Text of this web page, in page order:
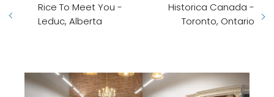
Rice To Meet You -
Leduc, Alberta
Historica Canada -
Toronto, Ontario